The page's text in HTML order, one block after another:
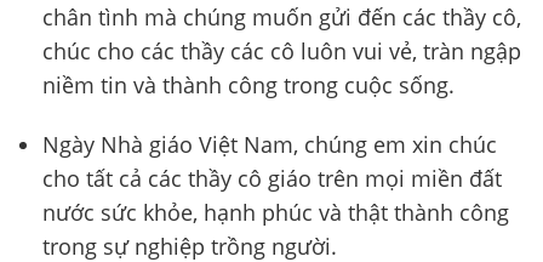
chân tình mà chúng muốn gửi đến các thầy cô,
chúc cho các thầy các cô luôn vui vẻ, tràn ngập
niềm tin và thành công trong cuộc sống.
Ngày Nhà giáo Việt Nam, chúng em xin chúc
cho tất cả các thầy cô giáo trên mọi miền đất
nước sức khỏe, hạnh phúc và thật thành công
trong sự nghiệp trồng người.